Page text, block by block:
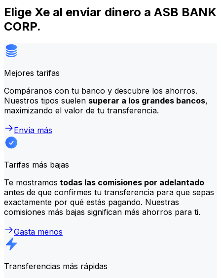
Elige Xe al enviar dinero a ASB BANK
CORP.
Mejores tarifas
Compáranos con tu banco y descubre los ahorros.
Nuestros tipos suelen superar a los grandes bancos,
maximizando el valor de tu transferencia.
Envía más
Tarifas más bajas
Te mostramos todas las comisiones por adelantado
antes de que confirmes tu transferencia para que sepas
exactamente por qué estás pagando. Nuestras
comisiones más bajas significan más ahorros para ti.
Gasta menos
Transferencias más rápidas